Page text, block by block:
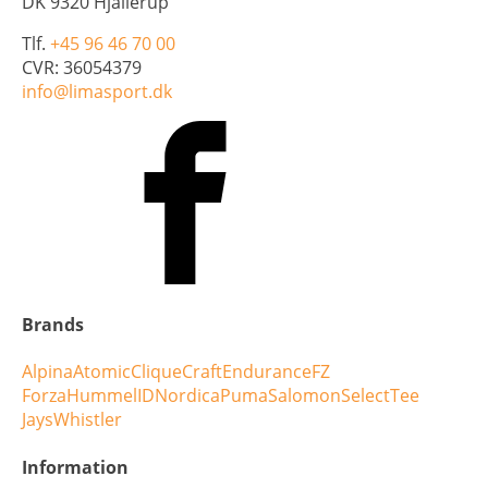
Tlf. +45 96 46 70 00
CVR: 36054379
info@limasport.dk
Brands
AlpinaAtomicCliqueCraftEnduranceFZ
ForzaHummelIDNordicaPumaSalomonSelectTee
JaysWhistler
Information